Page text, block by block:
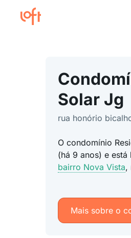
Solar Jg
rua honório
O condomínio
(há 9 anos) e
bairro Nova Vista,
Mais sobre o